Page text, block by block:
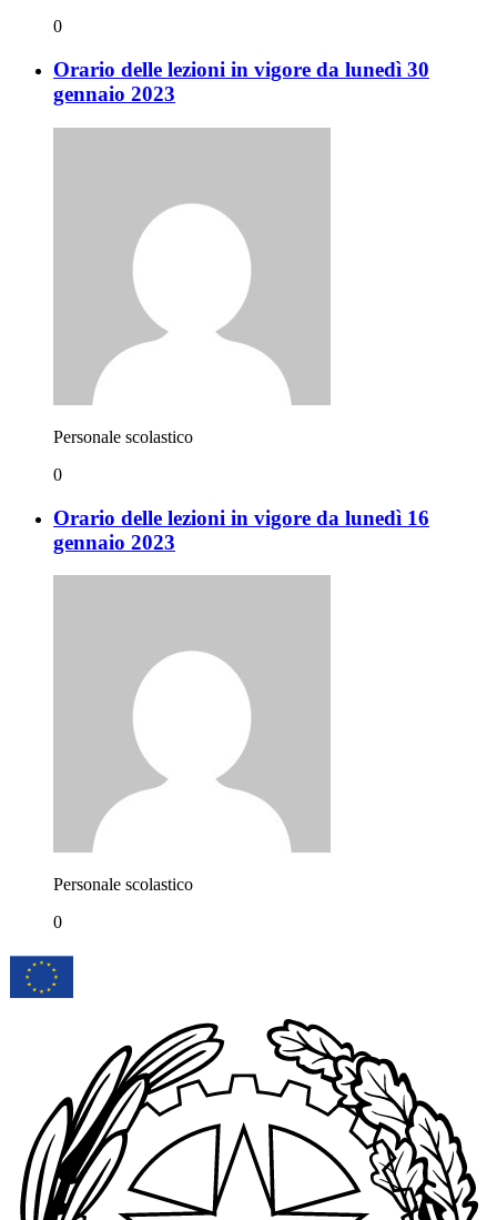
0
Orario delle lezioni in vigore da lunedì 30
gennaio 2023
Personale scolastico
0
Orario delle lezioni in vigore da lunedì 16
gennaio 2023
Personale scolastico
0